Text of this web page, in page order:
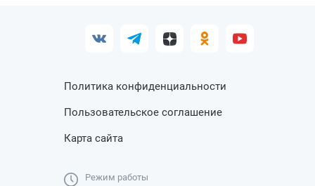
Политика конфиденциальности
Пользовательское соглашение
Карта сайта
Режим работы